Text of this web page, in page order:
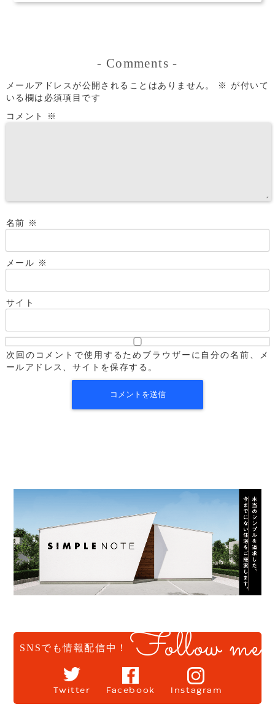
- Comments -
メールアドレスが公開されることはありません。 ※ が付いて
いる欄は必須項目です
コメント
※
名前 ※
メール ※
サイト
次回のコメントで使用するためブラウザーに自分の名前、メ
ールアドレス、サイトを保存する。
SNSでも情報配信中！ Follow me
Twitter Facebook Instagram